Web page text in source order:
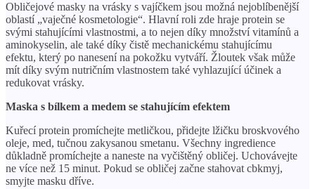
Obličejové masky na vrásky s vajíčkem jsou možná nejoblíbenější
oblastí „vaječné kosmetologie“. Hlavní roli zde hraje protein se
svými stahujícími vlastnostmi, a to nejen díky množství vitamínů a
aminokyselin, ale také díky čistě mechanickému stahujícímu
efektu, který po nanesení na pokožku vytváří. Žloutek však může
mít díky svým nutričním vlastnostem také vyhlazující účinek a
redukovat vrásky.
Maska s bílkem a medem se stahujícím efektem
Kuřecí protein promíchejte metličkou, přidejte lžičku broskvového
oleje, med, tučnou zakysanou smetanu. Všechny ingredience
důkladně promíchejte a naneste na vyčištěný obličej. Uchovávejte
ne více než 15 minut. Pokud se obličej začne stahovat cbkmyj,
smyjte masku dříve.